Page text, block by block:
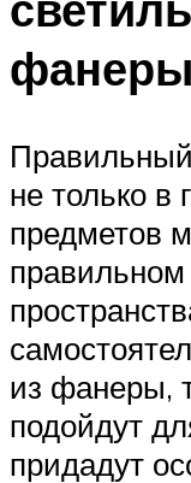
не только в
предметов
из фанеры,
подойдут
придадут